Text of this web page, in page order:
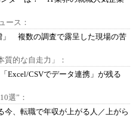
ース：
」 複数の調査で露呈した現場の苦
的な自走力」：
Excel/CSVでデータ連携」が残る
選”：
今、転職で年収が上がる人／上がら